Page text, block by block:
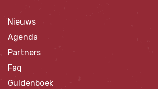
Nieuws
Agenda
Partners
Faq
Guldenboek